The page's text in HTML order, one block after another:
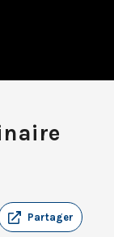
Partager